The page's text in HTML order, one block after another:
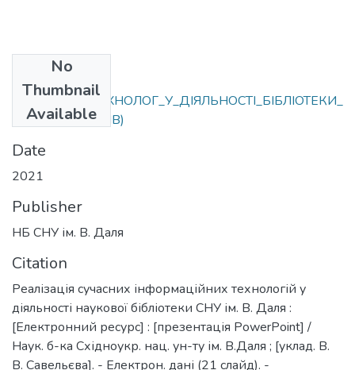
No
Thumbnail
Available
ІНФОРМАЦ_ТЕХНОЛОГ_У_ДІЯЛЬНОСТІ_БІБЛІОТЕКИ_
2021.pdf(3.99 MB)
Date
2021
Publisher
НБ СНУ ім. В. Даля
Citation
Реалізація сучасних інформаційних технологій у
діяльності наукової бібліотеки СНУ ім. В. Даля :
[Електронний ресурс] : [презентація PowerPoint] /
Наук. б-ка Східноукр. нац. ун-ту ім. В.Даля ; [уклад. В.
В. Савельєва]. - Електрон. дані (21 слайд). -